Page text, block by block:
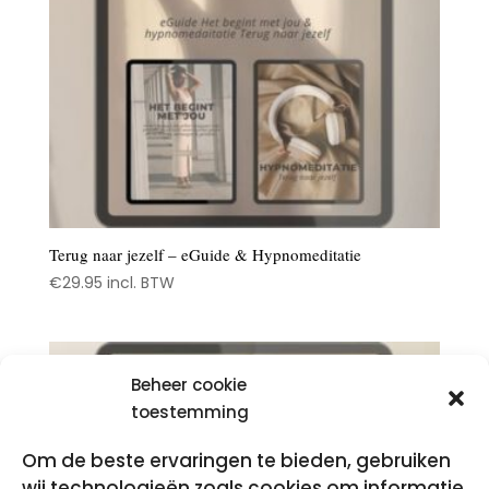
Beheer cookie
toestemming
Om de beste ervaringen te bieden, gebruiken
Terug naar jezelf – eGuide & Hypnomeditatie
€29.95 incl. BTW